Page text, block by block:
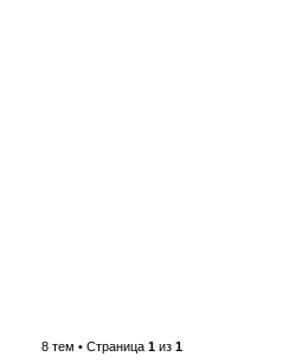
8 тем • Страница 1 из 1